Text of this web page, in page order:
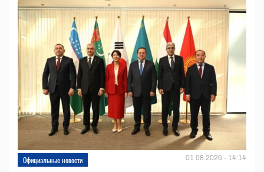
Официальные новости 01.08.2026 - 14:14